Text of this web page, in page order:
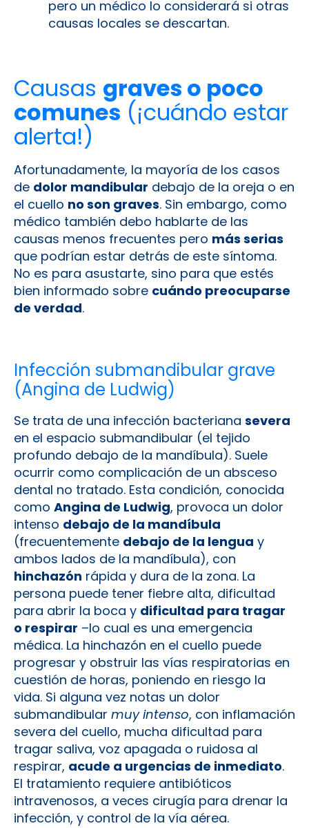
pero un médico lo considerará si otras
causas locales se descartan.
Causas graves o poco
comunes (¡cuándo estar
alerta!)
Afortunadamente, la mayoría de los casos
de dolor mandibular debajo de la oreja o en
el cuello no son graves. Sin embargo, como
médico también debo hablarte de las
causas menos frecuentes pero más serias
que podrían estar detrás de este síntoma.
No es para asustarte, sino para que estés
bien informado sobre cuándo preocuparse
de verdad.
Infección submandibular grave
(Angina de Ludwig)
Se trata de una infección bacteriana severa
en el espacio submandibular (el tejido
profundo debajo de la mandíbula). Suele
ocurrir como complicación de un absceso
dental no tratado. Esta condición, conocida
como Angina de Ludwig, provoca un dolor
intenso debajo de la mandíbula
(frecuentemente debajo de la lengua y
ambos lados de la mandíbula), con
hinchazón rápida y dura de la zona. La
persona puede tener fiebre alta, dificultad
para abrir la boca y dificultad para tragar
o respirar –lo cual es una emergencia
médica. La hinchazón en el cuello puede
progresar y obstruir las vías respiratorias en
cuestión de horas, poniendo en riesgo la
vida. Si alguna vez notas un dolor
submandibular muy intenso, con inflamación
severa del cuello, mucha dificultad para
tragar saliva, voz apagada o ruidosa al
respirar, acude a urgencias de inmediato.
El tratamiento requiere antibióticos
intravenosos, a veces cirugía para drenar la
infección, y control de la vía aérea.